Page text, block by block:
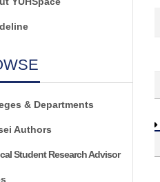
& Departments
Authors
Student Research Advisor